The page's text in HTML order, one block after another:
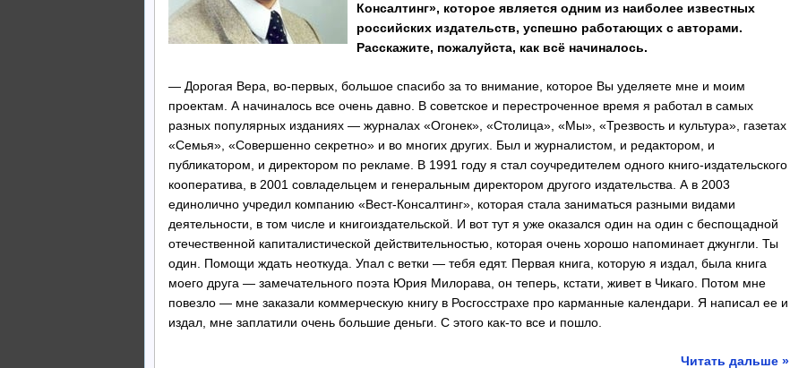
Консалтинг», которое является одним из наиболее известных
российских издательств, успешно работающих с авторами.
Расскажите, пожалуйста, как всё начиналось.
— Дорогая Вера, во-первых, большое спасибо за то внимание, которое Вы уделяете мне и моим
проектам. А начиналось все очень давно. В советское и перестроченное время я работал в самых
разных популярных изданиях — журналах «Огонек», «Столица», «Мы», «Трезвость и культура», газетах
«Семья», «Совершенно секретно» и во многих других. Был и журналистом, и редактором, и
публикатором, и директором по рекламе. В 1991 году я стал соучредителем одного книго-издательского
кооператива, в 2001 совладельцем и генеральным директором другого издательства. А в 2003
единолично учредил компанию «Вест-Консалтинг», которая стала заниматься разными видами
деятельности, в том числе и книгоиздательской. И вот тут я уже оказался один на один с беспощадной
отечественной капиталистической действительностью, которая очень хорошо напоминает джунгли. Ты
один. Помощи ждать неоткуда. Упал с ветки — тебя едят. Первая книга, которую я издал, была книга
моего друга — замечательного поэта Юрия Милорава, он теперь, кстати, живет в Чикаго. Потом мне
повезло — мне заказали коммерческую книгу в Росгосстрахе про карманные календари. Я написал ее и
издал, мне заплатили очень большие деньги. С этого как-то все и пошло.
Читать дальше »